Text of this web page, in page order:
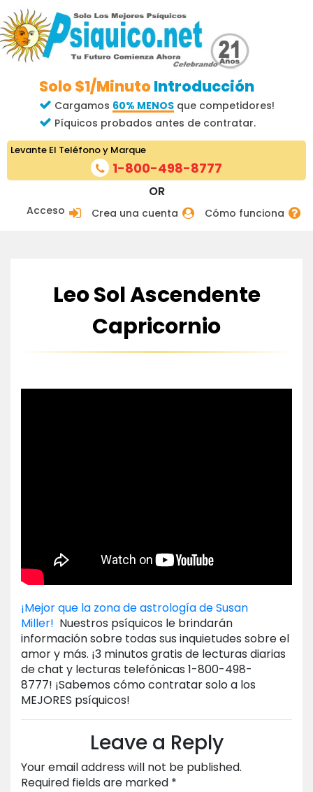
Solo $1/MinutoIntroducción
Cargamos 60% MENOSque competidores!
Píquicos probados antes de contratar.
Acceso Crea una cuenta Cómo funciona
OR
Levante El Teléfono y Marque
1-800-498-8777
Leo Sol Ascendente
Capricornio
¡Mejor que la zona de astrología de Susan
Miller! Nuestros psíquicos le brindarán
información sobre todas sus inquietudes sobre el
amor y más. ¡3 minutos gratis de lecturas diarias
de chat y lecturas telefónicas 1-800-498-
8777! ¡Sabemos cómo contratar solo a los
MEJORES psíquicos!
Leave a Reply
Your email address will not be published.
Required fields are marked *